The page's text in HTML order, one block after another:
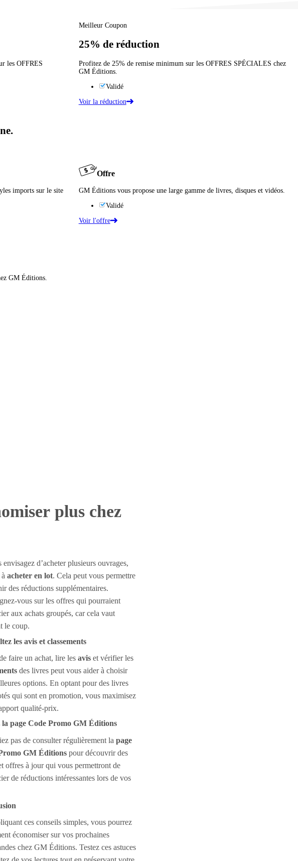
les OFFRES
Meilleur Coupon
25% de réduction
Profitez de 25% de remise minimum sur les OFFRES SPÉCIALES chez
GM Éditions.
Validé
Voir la réduction
imports sur le site
Offre
GM Éditions vous propose une large gamme de livres, disques et vidéos.
Validé
Voir l'offre
GM Éditions.
plus chez
envisagez d’acheter plusieurs ouvrages,
acheter en lot. Cela peut vous permettre
des réductions supplémentaires.
vous sur les offres qui pourraient
aux achats groupés, car cela vaut
le coup.
les avis et classements
faire un achat, lire les avis et vérifier les
des livres peut vous aider à choisir
options. En optant pour des livres
qui sont en promotion, vous maximisez
qualité-prix.
la page Code Promo GM Éditions
pas de consulter régulièrement la page
GM Éditions pour découvrir des
offres à jour qui vous permettront de
de réductions intéressantes lors de vos
ces conseils simples, vous pourrez
économiser sur vos prochaines
chez GM Éditions. Testez ces astuces